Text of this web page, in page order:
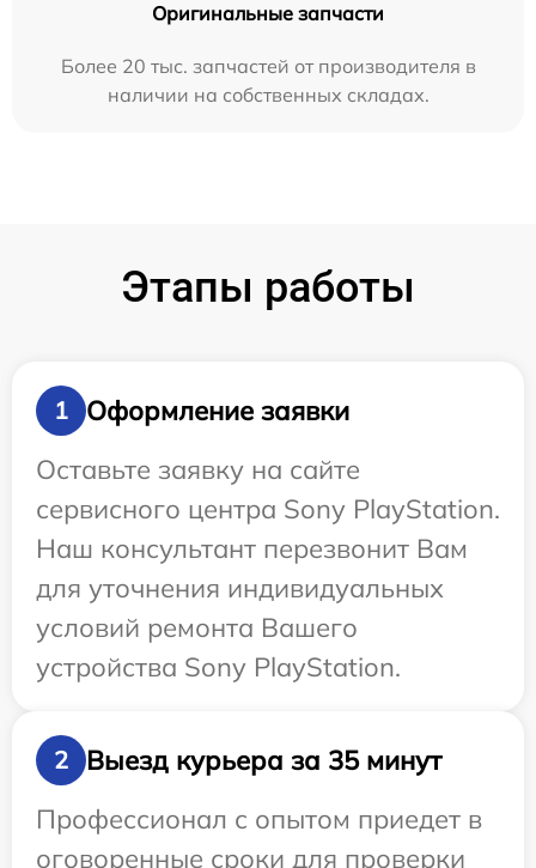
Оригинальные запчасти
Более 20 тыс. запчастей от производителя в
наличии на собственных складах.
Этапы работы
1
Оформление заявки
Оставьте заявку на сайте
сервисного центра Sony PlayStation.
Наш консультант перезвонит Вам
для уточнения индивидуальных
условий ремонта Вашего
устройства Sony PlayStation.
2
Выезд курьера за 35 минут
Профессионал с опытом приедет в
оговоренные сроки для проверки